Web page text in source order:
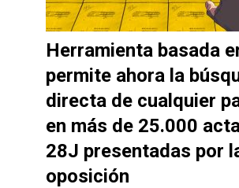
Herramienta basada
permite ahora la
directa de cualquier
en más de 25.000
28J presentadas por
oposición